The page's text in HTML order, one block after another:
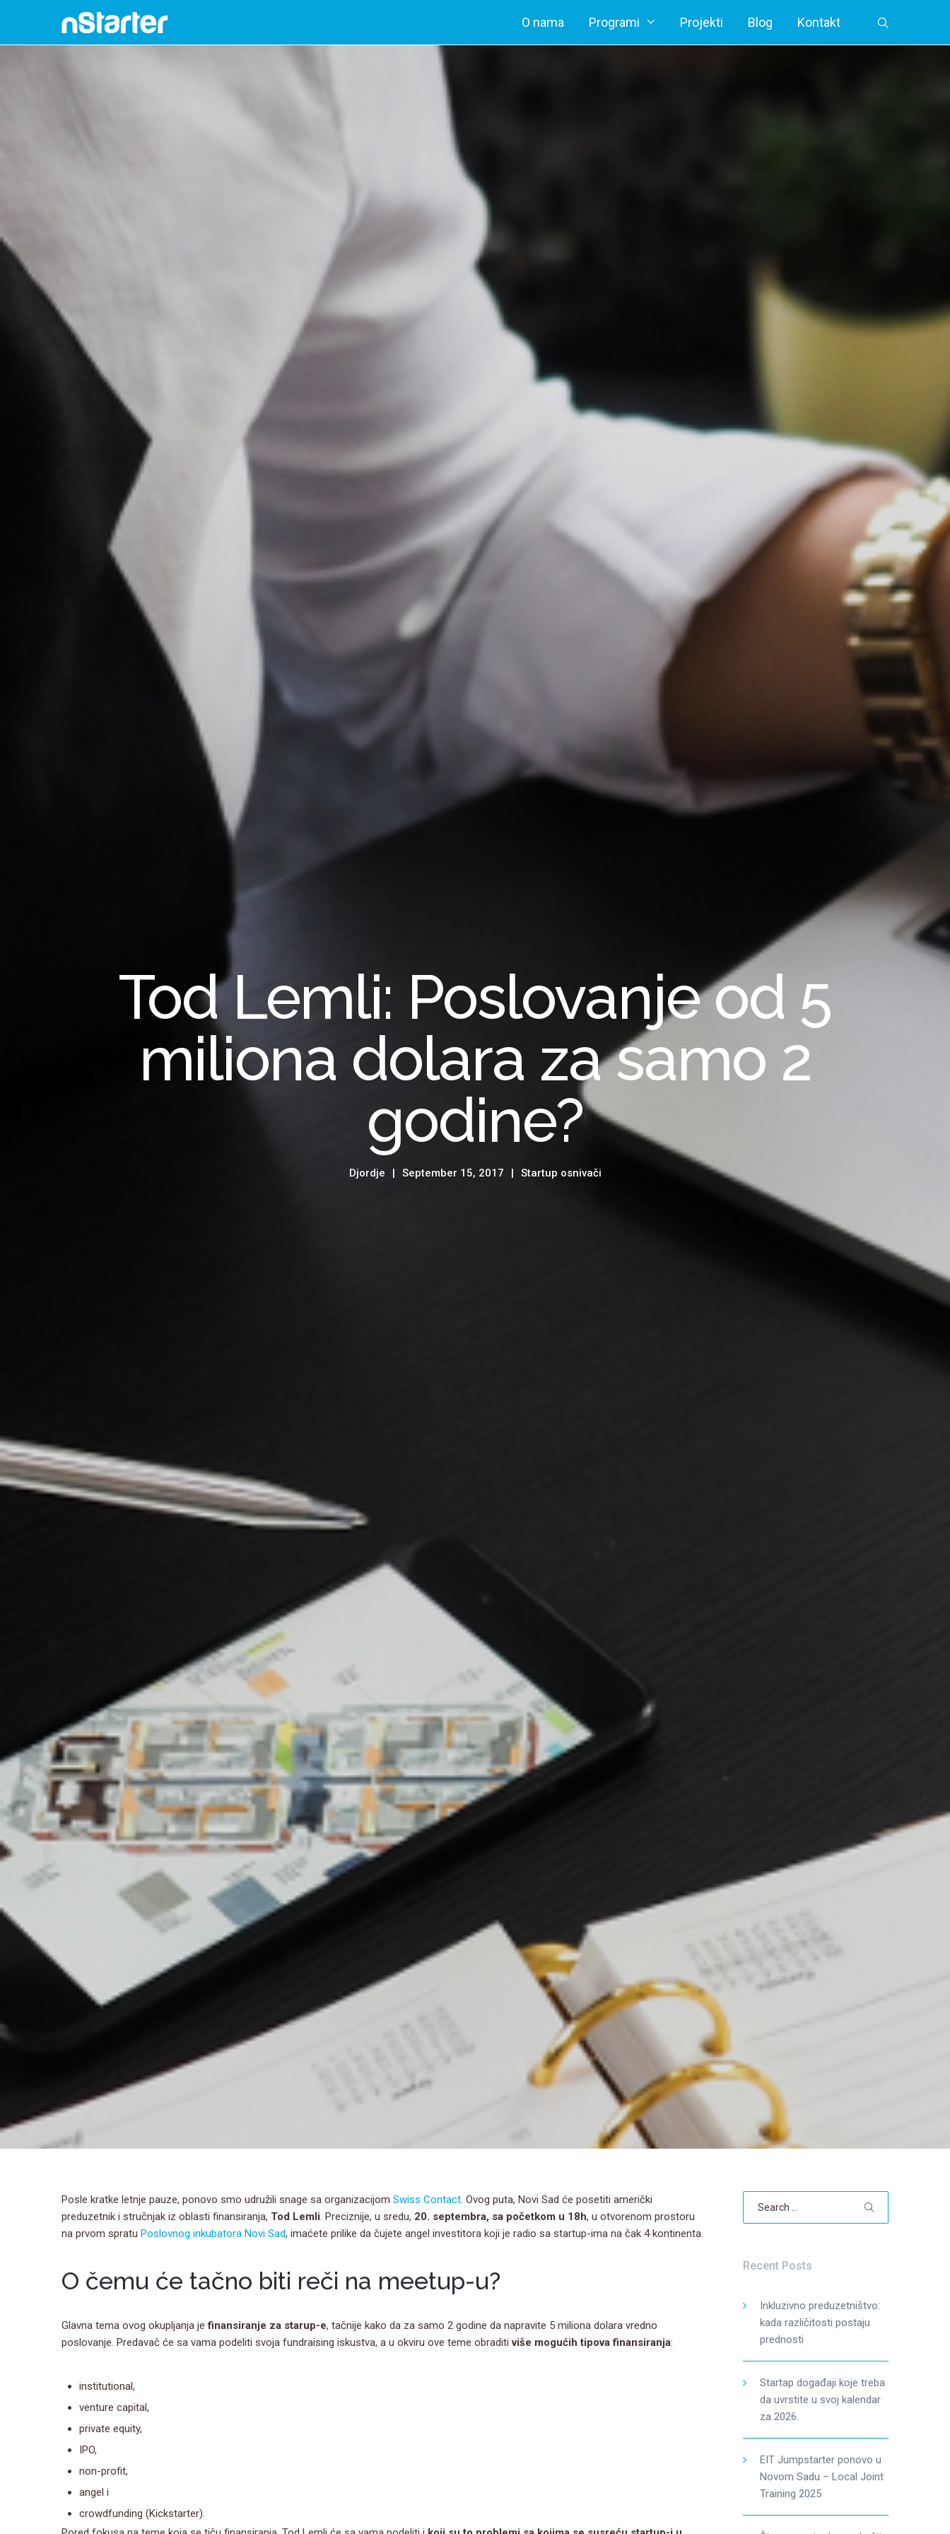
O nama Programi Projekti Blog Kontakt
Tod Lemli: Poslovanje od 5
miliona dolara za samo 2
godine?
Djordje September 15, 2017 Startup osnivači
Posle kratke letnje pauze, ponovo smo udružili snage sa organizacijom Swiss Contact. Ovog puta, Novi Sad će posetiti američki
preduzetnik i stručnjak iz oblasti finansiranja, Tod Lemli. Preciznije, u sredu, 20. septembra, sa početkom u 18h, u otvorenom prostoru
na prvom spratu Poslovnog inkubatora Novi Sad, imaćete prilike da čujete angel investitora koji je radio sa startup-ima na čak 4 kontinenta.
O čemu će tačno biti reči na meetup-u?
Glavna tema ovog okupljanja jefinansiranje za starup-e, tačnije kako da za samo 2 godine da napravite 5 miliona dolara vredno
poslovanje. Predavač će sa vama podeliti svoja fundraising iskustva, a u okviru ove teme obraditiviše mogućih tipova finansiranja:
institutional,
venture capital,
private equity,
IPO,
non-profit,
angel i
crowdfunding (Kickstarter).
Recent Posts
Inkluzivno preduzetništvo:
kada različitosti postaju
prednosti
Startap događaji koje treba
da uvrstite u svoj kalendar
za 2026.
EIT Jumpstarter ponovo u
Novom Sadu – Local Joint
Training 2025